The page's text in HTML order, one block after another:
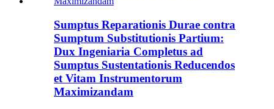
Sumptus Reparationis Durae contra
Sumptum Substitutionis Partium:
Dux Ingeniaria Completus ad
Sumptus Sustentationis Reducendos
et Vitam Instrumentorum
Maximizandam